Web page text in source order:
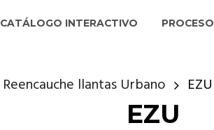
CATÁLOGO INTERACTIVO PROCESO
Reencauche llantas Urbano EZU
EZU